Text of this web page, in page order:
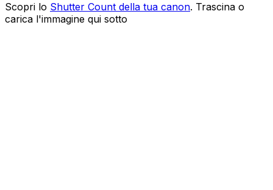
Scopri lo Shutter Count della tua canon. Trascina o
carica l'immagine qui sotto